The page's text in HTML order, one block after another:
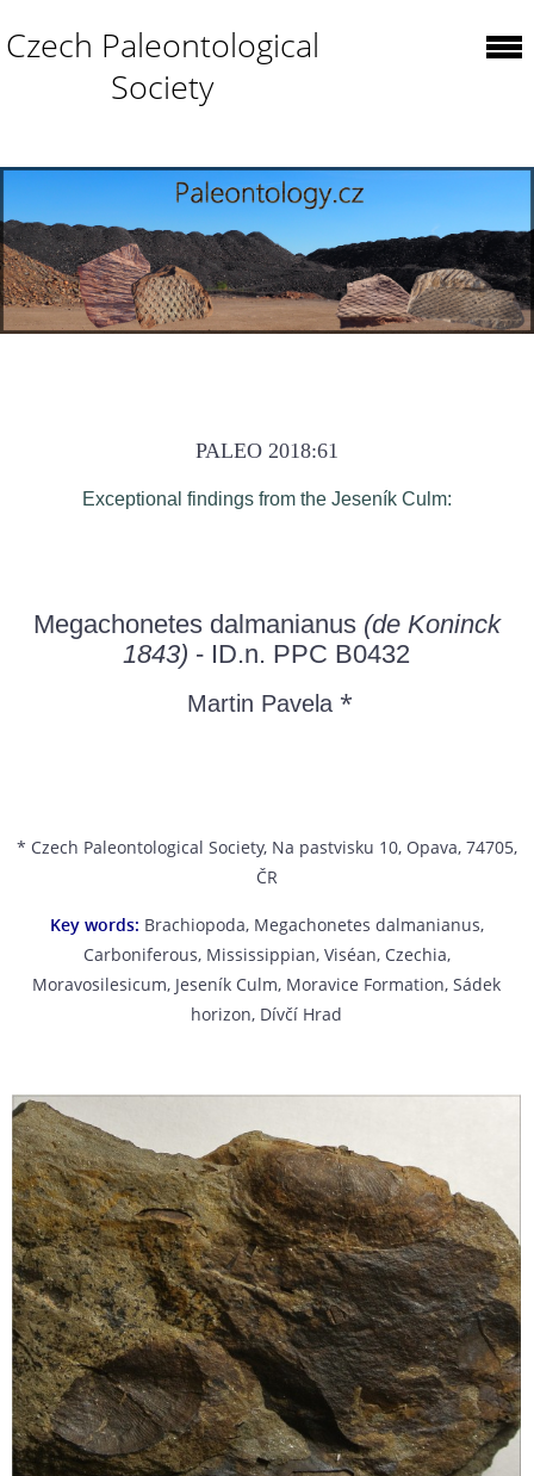
Czech Paleontological
Society
PALEO 2018:61
Exceptional findings from the Jeseník Culm:
Megachonetes dalmanianus(de Koninck
1843) - ID.n. PPC B0432
Martin Pavela *
* Czech Paleontological Society, Na pastvisku 10, Opava, 74705,
ČR
Key words: Brachiopoda, Megachonetes dalmanianus,
Carboniferous, Mississippian, Viséan, Czechia,
Moravosilesicum, Jeseník Culm, Moravice Formation, Sádek
horizon, Dívčí Hrad